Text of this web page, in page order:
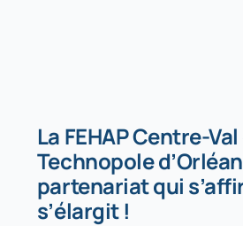
La FEHAP Centre-
Technopole
partenariat qui
s’élargit !